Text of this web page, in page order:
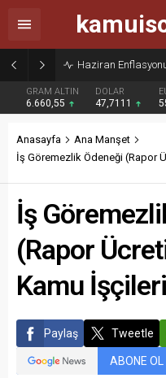
GRAM ALTIN
6.660,55
DOLAR
47,7111
Anasayfa
Ana Manşet
İş Göremezlik Ödeneği (Rapor
İş
(Rapor
Kamu
Paylaş Tweetle
ABONE OL